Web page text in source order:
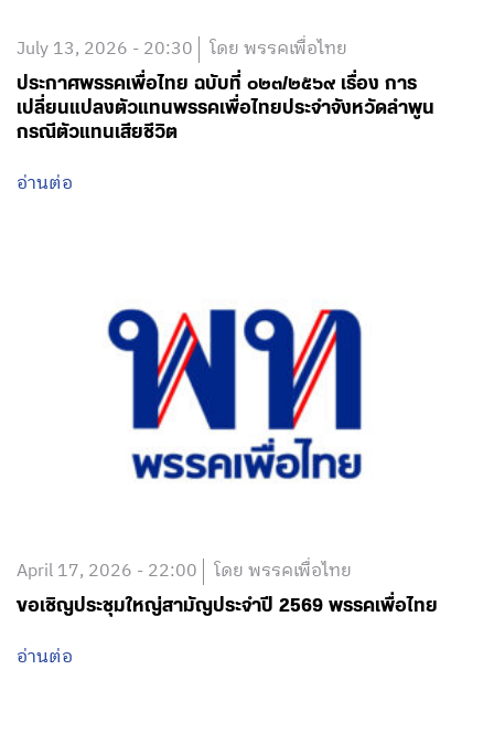
July 13, 2026 - 20:30 โดย พรรคเพื่อไทย
ประกาศพรรคเพื่อไทย ฉบับที่ ๐๒๓/๒๕๖๙ เรื่อง การ
เปลี่ยนแปลงตัวแทนพรรคเพื่อไทยประจำจังหวัดลำพูน
กรณีตัวแทนเสียชีวิต
อ่านต่อ
April 17, 2026 - 22:00 โดย พรรคเพื่อไทย
ขอเชิญประชุมใหญ่สามัญประจำปี 2569 พรรคเพื่อไทย
อ่านต่อ